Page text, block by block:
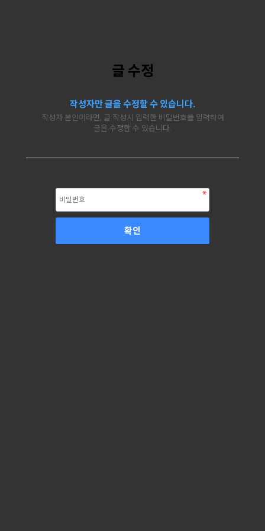
글 수정
작성자만 글을 수정할 수 있습니다.
작성자 본인이라면, 글 작성시 입력한 비밀번호를 입력하여
글을 수정할 수 있습니다.